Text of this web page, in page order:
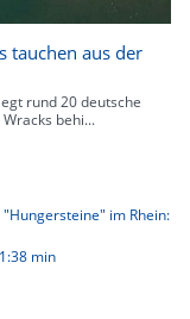
tauchen aus der
rund 20 deutsche
behi...
im Rhein:
min